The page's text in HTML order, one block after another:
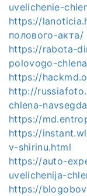
uvelichenie-
https://
полового-акта/
https://rabota-
polovogo-
https://
http://
chlena-
https://
https://
v-shirinu.html
https://auto-
uvelichenija-
https://